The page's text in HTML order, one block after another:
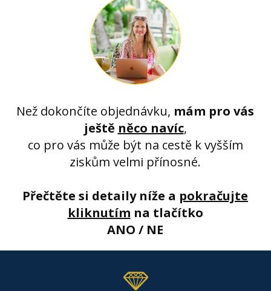
Než dokončíte objednávku, mám pro vás
ještě něco navíc,
co pro vás může být na cestě k vyšším
ziskům velmi přínosné.
Přečtěte si detaily níže a pokračujte
kliknutím na tlačítko
ANO / NE